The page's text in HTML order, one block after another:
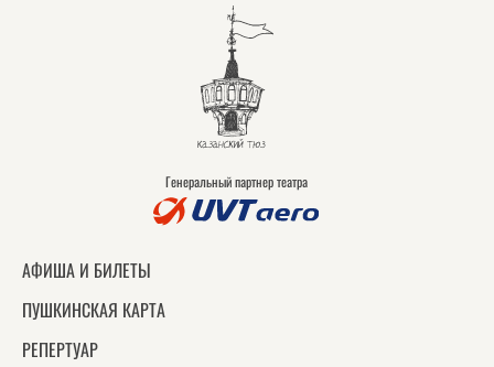
Генеральный партнер театра
АФИША И БИЛЕТЫ
ПУШКИНСКАЯ КАРТА
РЕПЕРТУАР